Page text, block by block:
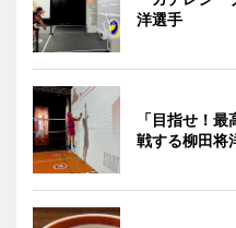
洋選手
「目指せ！
戦する柳田将